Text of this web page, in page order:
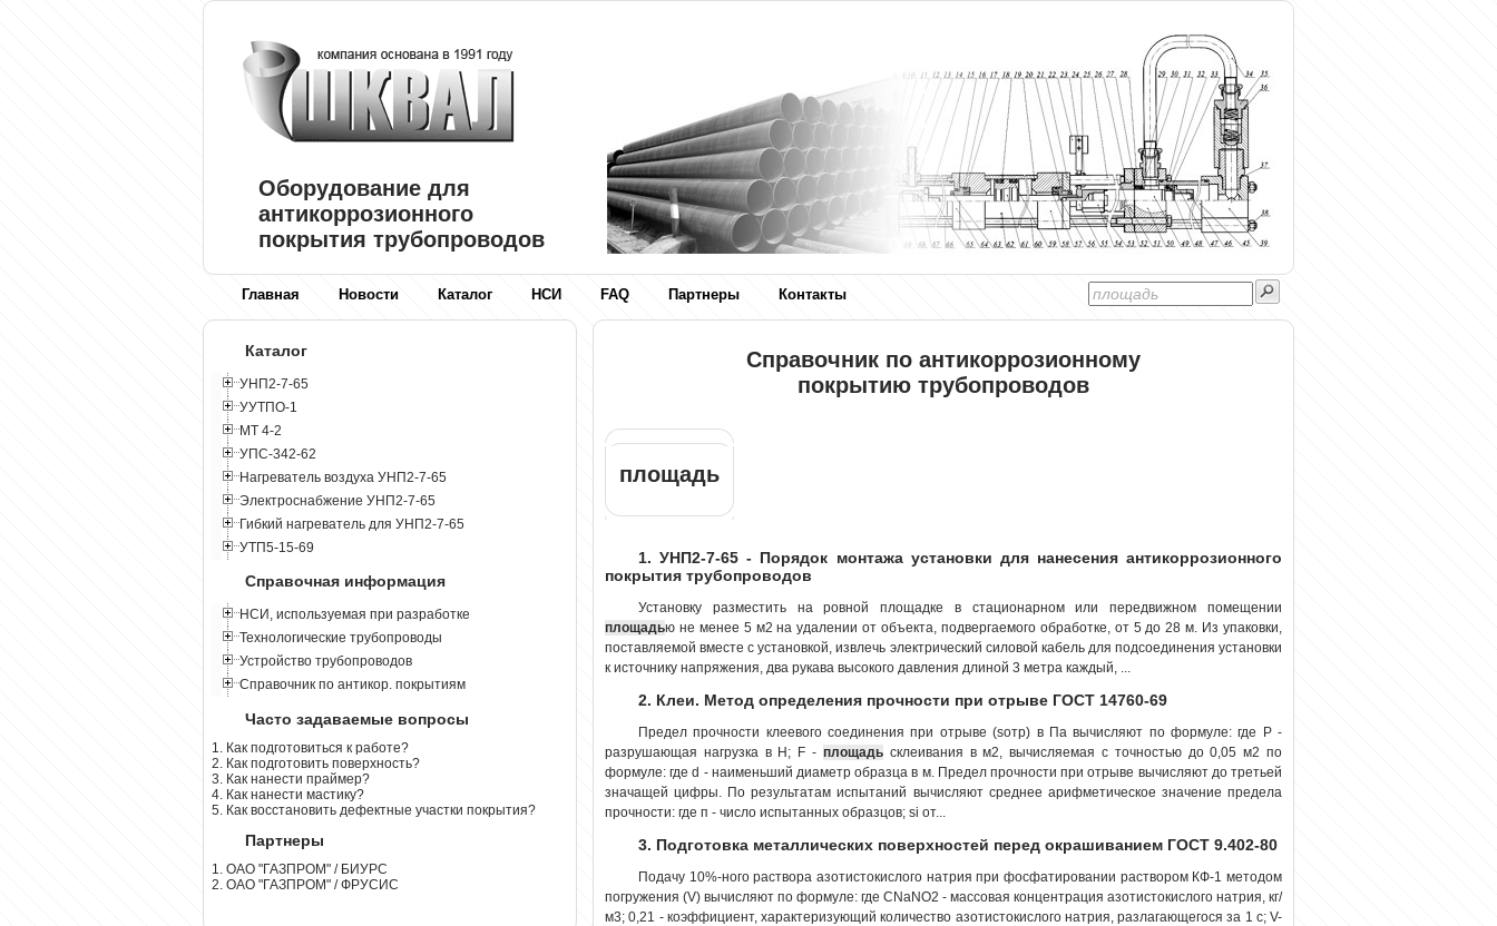
Оборудование для
антикоррозионного
покрытия трубопроводов
Главная Новости Каталог НСИ FAQ Партнеры Контакты
Справочник по антикоррозионному
покрытию трубопроводов
площадь
1. УНП2-7-65 - Порядок монтажа установки для нанесения антикоррозионного
покрытия трубопроводов
Установку разместить на ровной площадке в стационарном или передвижном помещении
площадью не менее 5 м2 на удалении от объекта, подвергаемого обработке, от 5 до 28 м. Из упаковки,
поставляемой вместе с установкой, извлечь электрический силовой кабель для подсоединения установки
к источнику напряжения, два рукава высокого давления длиной 3 метра каждый, ...
2. Клеи. Метод определения прочности при отрыве ГОСТ 14760-69
Предел прочности клеевого соединения при отрыве (sотр) в Па вычисляют по формуле: где Р -
разрушающая нагрузка в Н; F - площадьсклеивания в м2, вычисляемая с точностью до 0,05 м2 по
формуле: где d - наименьший диаметр образца в м. Предел прочности при отрыве вычисляют до третьей
значащей цифры. По результатам испытаний вычисляют среднее арифметическое значение предела
прочности: где п - число испытанных образцов; si от...
3. Подготовка металлических поверхностей перед окрашиванием ГОСТ 9.402-80
Подачу 10%-ного раствора азотистокислого натрия при фосфатировании раствором КФ-1 методом
погружения (V) вычисляют по формуле: где CNaNO2 - массовая концентрация азотистокислого натрия, кг/
м3; 0,21 - коэффициент, характеризующий количество азотистокислого натрия, разлагающегося за 1 с; V-
Каталог
УНП2-7-65
УУТПО-1
МТ 4-2
УПС-342-62
Нагреватель воздуха УНП2-7-65
Электроснабжение УНП2-7-65
Гибкий нагреватель для УНП2-7-65
УТП5-15-69
Справочная информация
НСИ, используемая при разработке
Технологические трубопроводы
Устройство трубопроводов
Справочник по антикор. покрытиям
Часто задаваемые вопросы
1. Как подготовиться к работе?
2. Как подготовить поверхность?
3. Как нанести праймер?
4. Как нанести мастику?
5. Как восстановить дефектные участки покрытия?
Партнеры
1. ОАО "ГАЗПРОМ" / БИУРС
2. ОАО "ГАЗПРОМ" / ФРУСИС